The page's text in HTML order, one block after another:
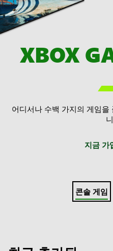
XBOX
어디서나 수백 가지의 게임
지금 가
콘솔 게임